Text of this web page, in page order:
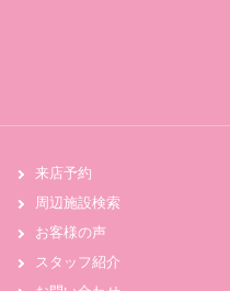
来店予約
周辺施設検索
お客様の声
スタッフ紹介